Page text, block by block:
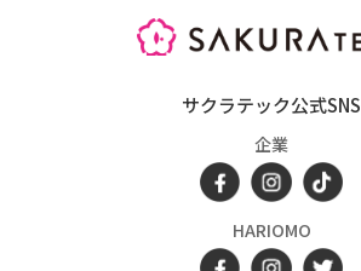
サクラテック公式SNS
企業
HARIOMO